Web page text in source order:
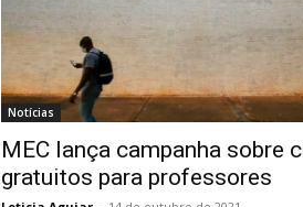
Notícias
MEC lança campanha sobre
gratuitos para professores